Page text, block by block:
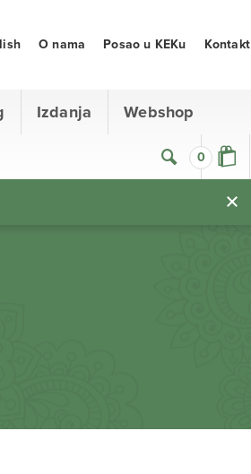
0
Izdanja Webshop
O nama Posao u KEKu Kontakt